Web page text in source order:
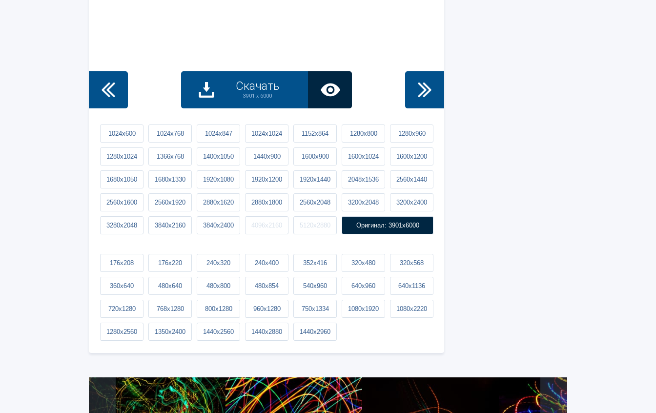
Скачать
3901 x 6000
1024x600 1024x768 1024x847 1024x1024 1152x864 1280x800 1280x960
1280x1024 1366x768 1400x1050 1440x900 1600x900 1600x1024 1600x1200
1680x1050 1680x1330 1920x1080 1920x1200 1920x1440 2048x1536 2560x1440
2560x1600 2560x1920 2880x1620 2880x1800 2560x2048 3200x2048 3200x2400
3280x2048 3840x2160 3840x2400 4096x2160 5120x2880 Оригинал: 3901x6000
176x208 176x220 240x320 240x400 352x416 320x480 320x568
360x640 480x640 480x800 480x854 540x960 640x960 640x1136
720x1280 768x1280 800x1280 960x1280 750x1334 1080x1920 1080x2220
1280x2560 1350x2400 1440x2560 1440x2880 1440x2960